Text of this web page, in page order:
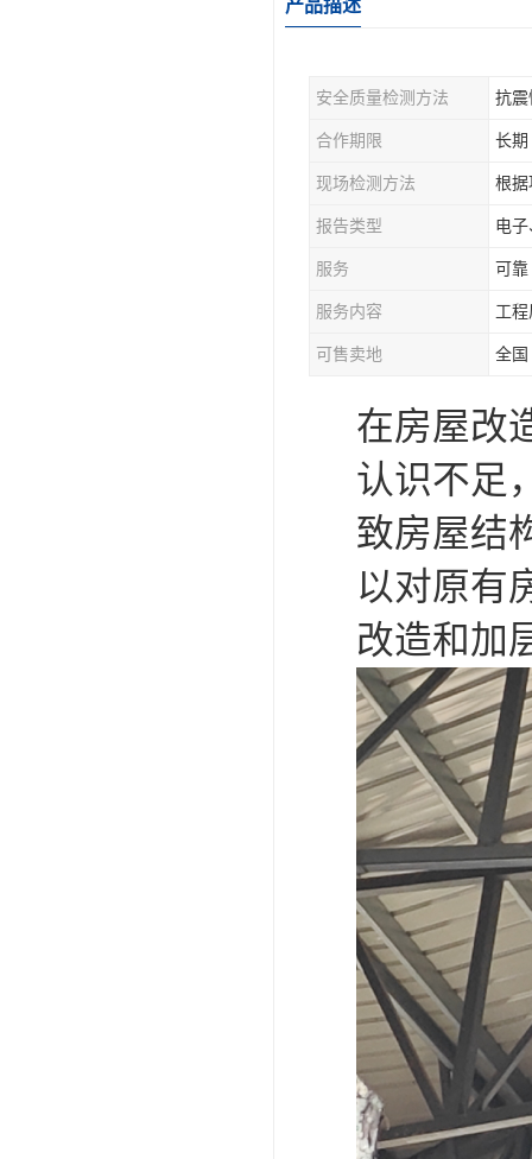
产品描述
安全质量检测方法 抗震
合作期限 长期
现场检测方法 根据
报告类型 电
服务 可靠
服务内容 工
可售卖地 全国
在房屋改
认识不足
致房屋结
以对原有
改造和加